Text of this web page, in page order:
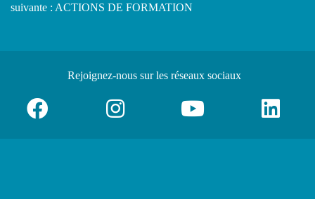
suivante : ACTIONS DE FORMATION
Rejoignez-nous sur les réseaux sociaux